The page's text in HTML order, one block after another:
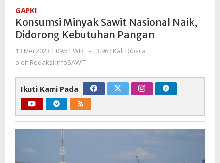
Nasional
Naik,
Didorong
Kebutuhan
GAPKI
Konsumsi Minyak Sawit Nasional Naik,
Didorong Kebutuhan Pangan
13 Mei 2023 | 09:51 WIB
oleh
-
3.967 Kali Dibaca
oleh Redaksi InfoSAWIT
Ikuti Kami Pada